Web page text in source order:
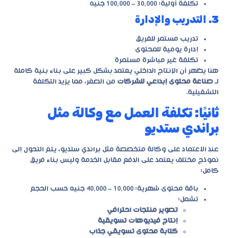
تكلفة أولية: 30,000 – 100,000 جنيه
3. التدريب والإدارة
تدريب مستمر للفريق
إدارة يومية للمحتوى
تكلفة غير مباشرة مستمرة
هنا يظهر أن الإنتاج الداخلي يعتمد بشكل كبير على بناء بنية كاملة
لـ صناعة محتوى إبداعي للشركات من الصفر، مما يزيد التكلفة
التشغيلية.
ثانيًا: تكلفة العمل مع وكالة مثل
براندي ستديو
عند الاعتماد على وكالة متخصصة مثل براندي ستديو، يتم التحول إلى
نموذج مختلف يعتمد على الدفع مقابل الخدمة وليس بناء فريق
كامل:
باقة محتوى شهرية: 10,000 – 40,000 جنيه حسب الحجم
تشمل:
تصوير منتجات احترافي
إنتاج فيديوهات تسويقية
كتابة محتوى تسويقي جذاب